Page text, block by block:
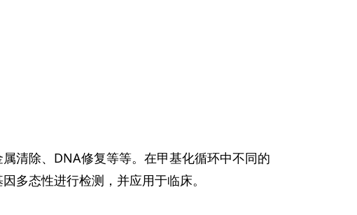
清除、DNA修复等等。在甲基化循环中不同的
多态性进行检测，并应用于临床。